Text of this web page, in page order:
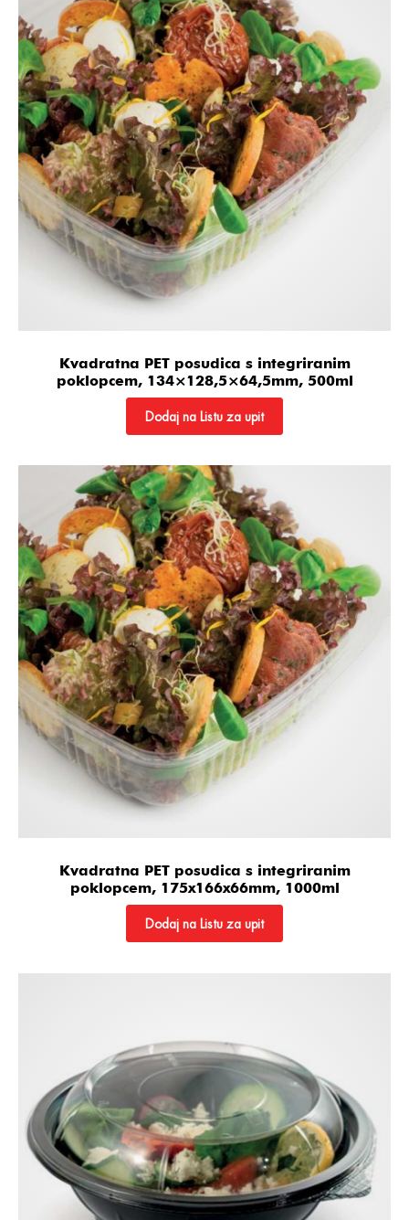
Kvadratna PET posudica s integriranim
poklopcem, 134×128,5×64,5mm, 500ml
Dodaj na Listu za upit
Kvadratna PET posudica s integriranim
poklopcem, 175x166x66mm, 1000ml
Dodaj na Listu za upit